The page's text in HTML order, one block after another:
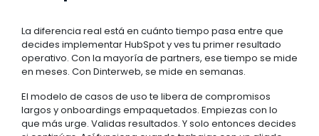
La diferencia real está en cuánto tiempo pasa entre que
decides implementar HubSpot y ves tu primer resultado
operativo. Con la mayoría de partners, ese tiempo se mide
en meses. Con Dinterweb, se mide en semanas.
El modelo de casos de uso te libera de compromisos
largos y onboardings empaquetados. Empiezas con lo
que más urge. Validas resultados. Y solo entonces decides